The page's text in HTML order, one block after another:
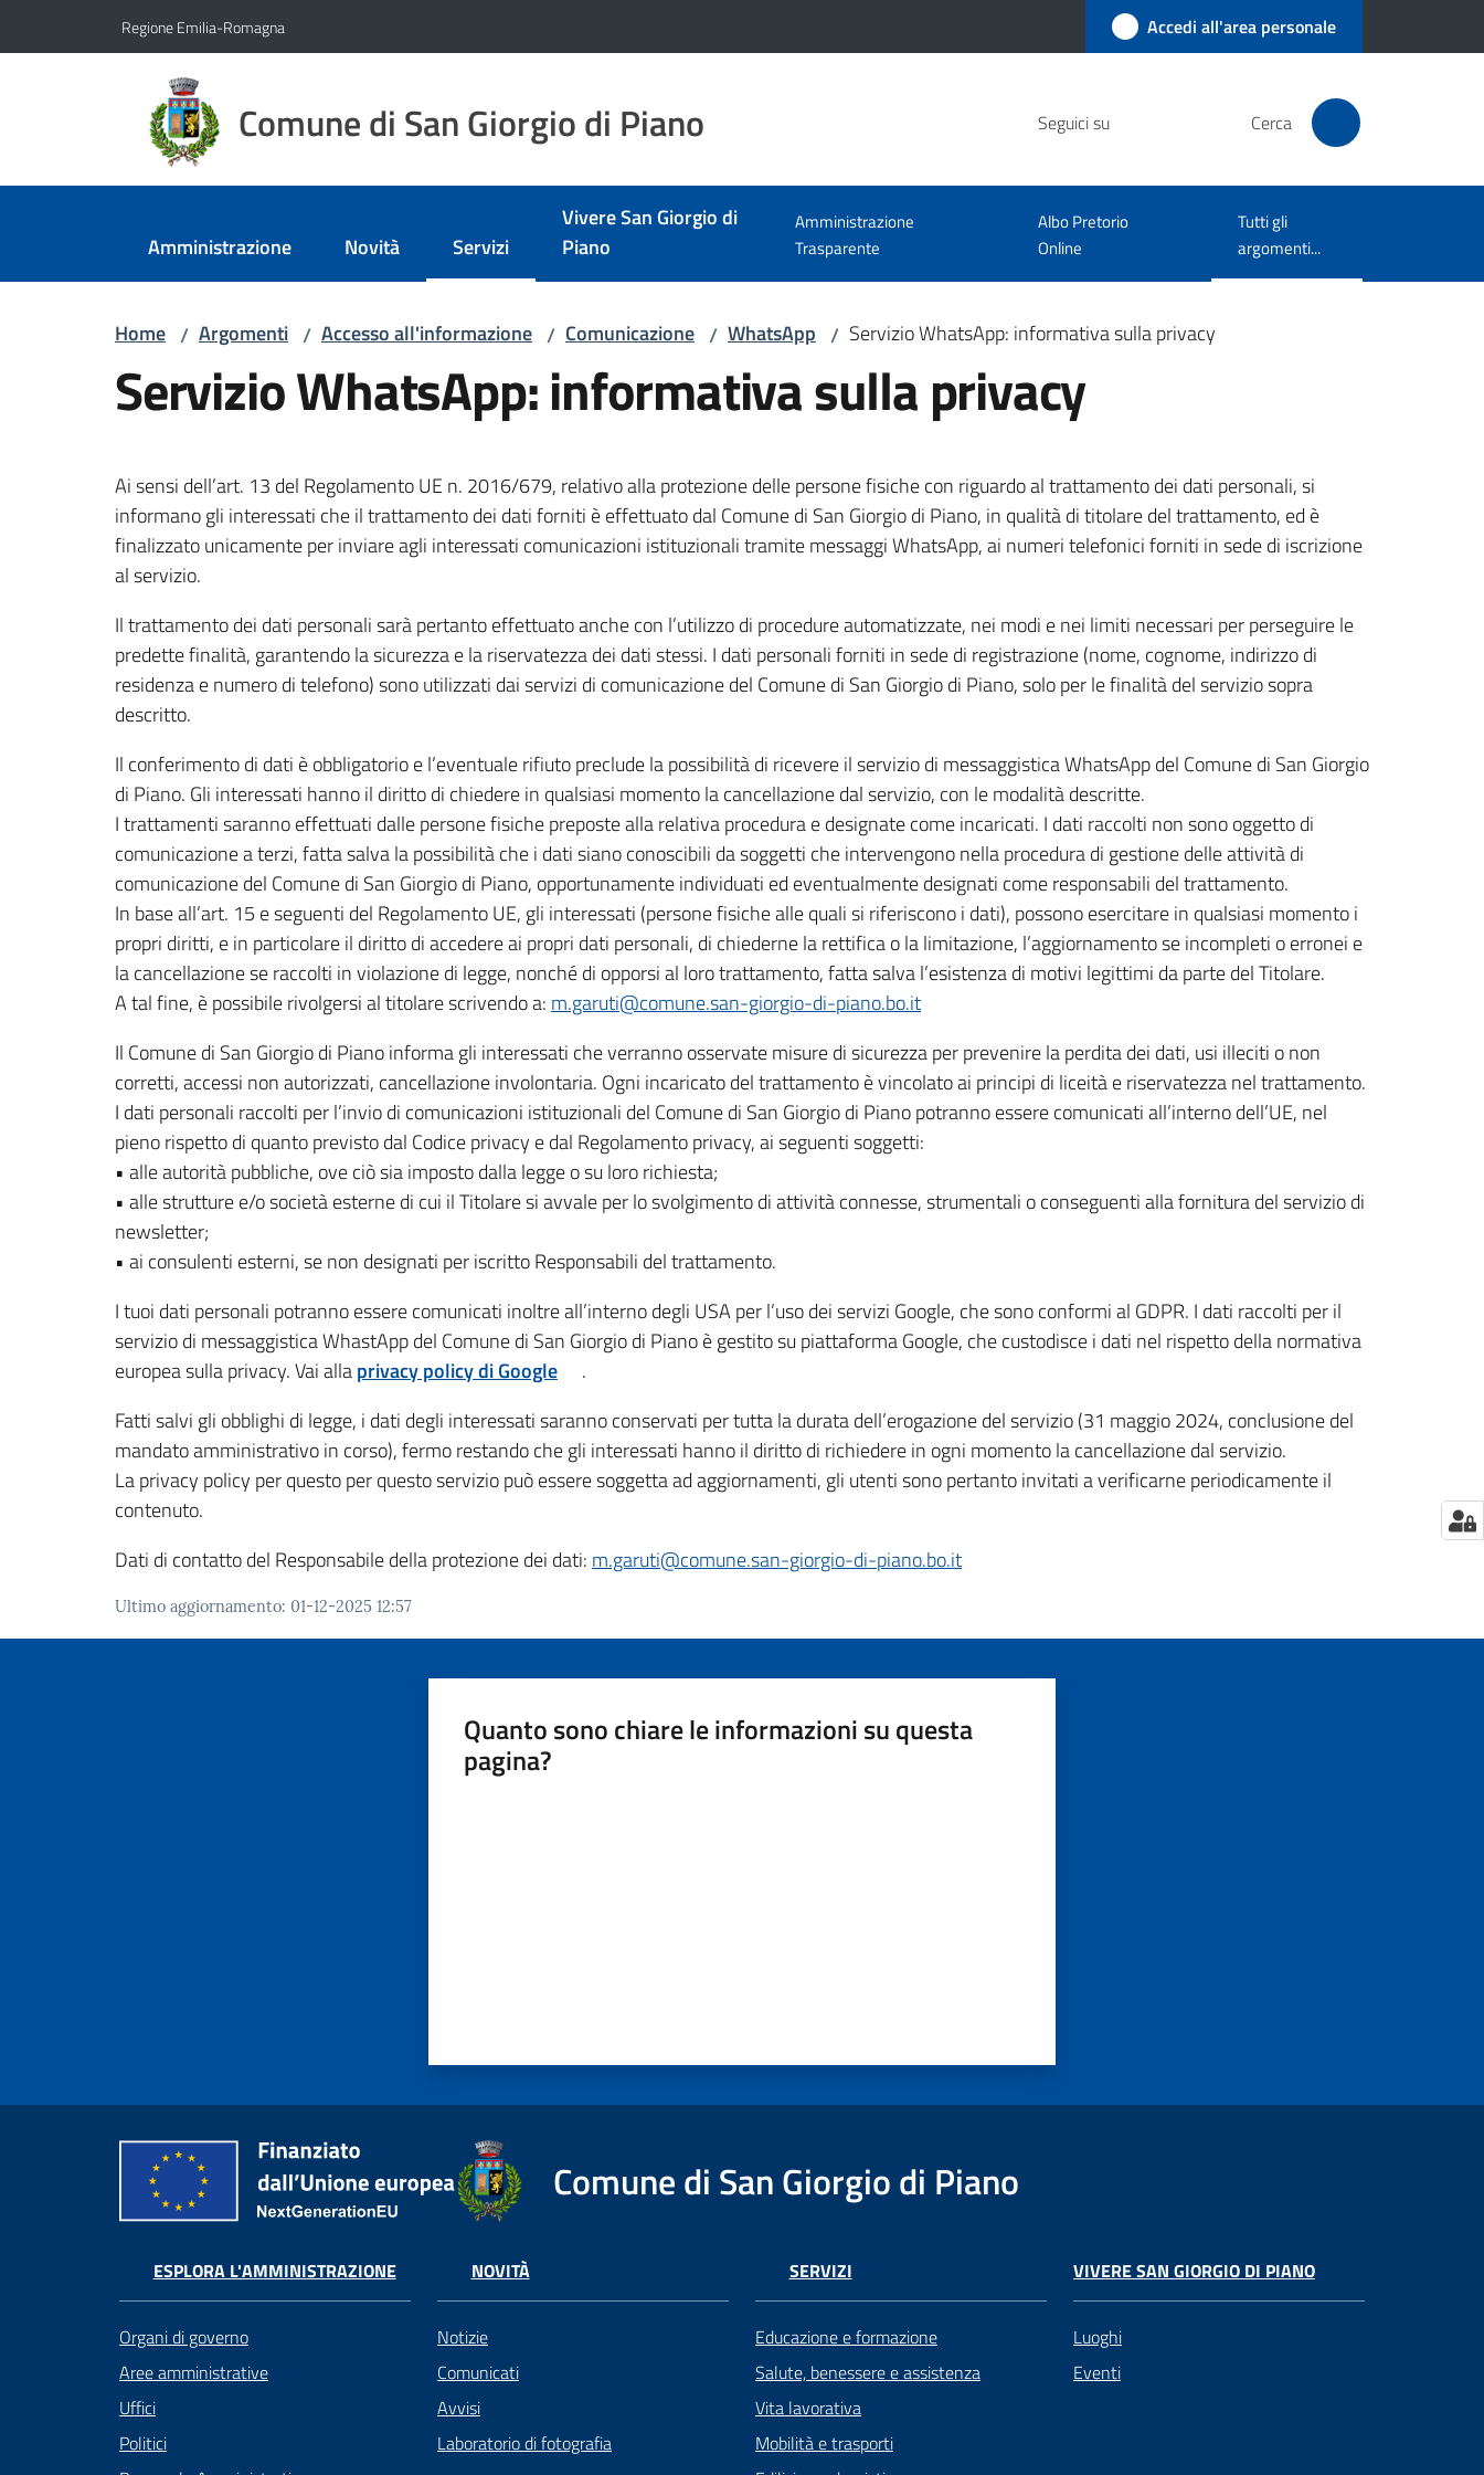
Regione Emilia-Romagna Accedi all'area personale
Comune di San Giorgio di Piano Seguici su Cerca
Amministrazione Novità Servizi
Menu selezionato
Vivere San Giorgio di
Piano
Amministrazione
Trasparente
Albo Pretorio
Online
Tutti gli
argomenti...
Menu selezionato
Home / Argomenti / Accesso all'informazione / Comunicazione / WhatsApp / Servizio WhatsApp: informativa sulla privacy
Servizio WhatsApp: informativa sulla privacy
Ai sensi dell’art. 13 del Regolamento UE n. 2016/679, relativo alla protezione delle persone fisiche con riguardo al trattamento dei dati personali, si
informano gli interessati che il trattamento dei dati forniti è effettuato dal Comune di San Giorgio di Piano, in qualità di titolare del trattamento, ed è
finalizzato unicamente per inviare agli interessati comunicazioni istituzionali tramite messaggi WhatsApp, ai numeri telefonici forniti in sede di iscrizione
al servizio.
Il trattamento dei dati personali sarà pertanto effettuato anche con l’utilizzo di procedure automatizzate, nei modi e nei limiti necessari per perseguire le
predette finalità, garantendo la sicurezza e la riservatezza dei dati stessi. I dati personali forniti in sede di registrazione (nome, cognome, indirizzo di
residenza e numero di telefono) sono utilizzati dai servizi di comunicazione del Comune di San Giorgio di Piano, solo per le finalità del servizio sopra
descritto.
Il conferimento di dati è obbligatorio e l’eventuale rifiuto preclude la possibilità di ricevere il servizio di messaggistica WhatsApp del Comune di San Giorgio
di Piano. Gli interessati hanno il diritto di chiedere in qualsiasi momento la cancellazione dal servizio, con le modalità descritte.
I trattamenti saranno effettuati dalle persone fisiche preposte alla relativa procedura e designate come incaricati. I dati raccolti non sono oggetto di
comunicazione a terzi, fatta salva la possibilità che i dati siano conoscibili da soggetti che intervengono nella procedura di gestione delle attività di
comunicazione del Comune di San Giorgio di Piano, opportunamente individuati ed eventualmente designati come responsabili del trattamento.
In base all’art. 15 e seguenti del Regolamento UE, gli interessati (persone fisiche alle quali si riferiscono i dati), possono esercitare in qualsiasi momento i
propri diritti, e in particolare il diritto di accedere ai propri dati personali, di chiederne la rettifica o la limitazione, l’aggiornamento se incompleti o erronei e
la cancellazione se raccolti in violazione di legge, nonché di opporsi al loro trattamento, fatta salva l’esistenza di motivi legittimi da parte del Titolare.
A tal fine, è possibile rivolgersi al titolare scrivendo a: m.garuti@comune.san-giorgio-di-piano.bo.it
Il Comune di San Giorgio di Piano informa gli interessati che verranno osservate misure di sicurezza per prevenire la perdita dei dati, usi illeciti o non
corretti, accessi non autorizzati, cancellazione involontaria. Ogni incaricato del trattamento è vincolato ai principi di liceità e riservatezza nel trattamento.
I dati personali raccolti per l’invio di comunicazioni istituzionali del Comune di San Giorgio di Piano potranno essere comunicati all’interno dell’UE, nel
pieno rispetto di quanto previsto dal Codice privacy e dal Regolamento privacy, ai seguenti soggetti:
• alle autorità pubbliche, ove ciò sia imposto dalla legge o su loro richiesta;
• alle strutture e/o società esterne di cui il Titolare si avvale per lo svolgimento di attività connesse, strumentali o conseguenti alla fornitura del servizio di
newsletter;
• ai consulenti esterni, se non designati per iscritto Responsabili del trattamento.
I tuoi dati personali potranno essere comunicati inoltre all’interno degli USA per l’uso dei servizi Google, che sono conformi al GDPR. I dati raccolti per il
servizio di messaggistica WhastApp del Comune di San Giorgio di Piano è gestito su piattaforma Google, che custodisce i dati nel rispetto della normativa
europea sulla privacy. Vai allaprivacy policy di Google
.
Fatti salvi gli obblighi di legge, i dati degli interessati saranno conservati per tutta la durata dell’erogazione del servizio (31 maggio 2024, conclusione del
mandato amministrativo in corso), fermo restando che gli interessati hanno il diritto di richiedere in ogni momento la cancellazione dal servizio.
La privacy policy per questo per questo servizio può essere soggetta ad aggiornamenti, gli utenti sono pertanto invitati a verificarne periodicamente il
contenuto.
Dati di contatto del Responsabile della protezione dei dati: m.garuti@comune.san-giorgio-di-piano.bo.it
Ultimo aggiornamento: 01-12-2025 12:57
Quanto sono chiare le informazioni su questa
pagina?
Comune di San Giorgio di Piano
ESPLORA L'AMMINISTRAZIONE
Organi di governo
Aree amministrative
Uffici
Politici
NOVITÀ
Notizie
Comunicati
Avvisi
Laboratorio di fotografia
SERVIZI
Educazione e formazione
Salute, benessere e assistenza
Vita lavorativa
Mobilità e trasporti
VIVERE SAN GIORGIO DI PIANO
Luoghi
Eventi